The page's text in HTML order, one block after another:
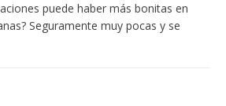
puede haber más bonitas en
Seguramente muy pocas y se